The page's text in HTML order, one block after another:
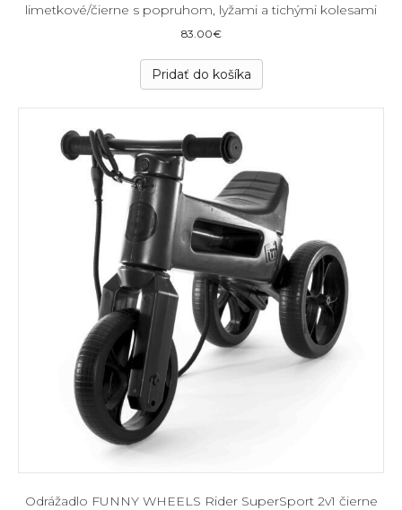
limetkové/čierne s popruhom, lyžami a tichými kolesami
83.00€
Pridať do košíka
Odrážadlo FUNNY WHEELS Rider SuperSport 2v1 čierne